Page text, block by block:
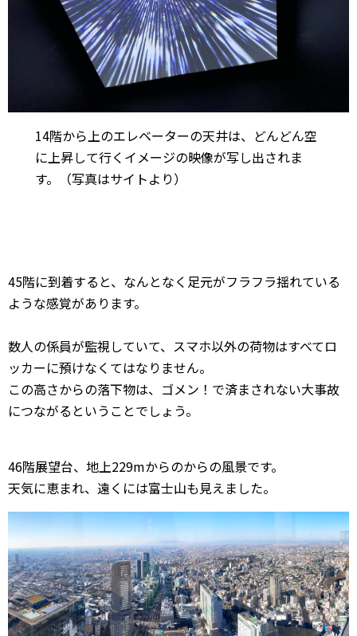
14階から上のエレベーターの天井は、どんどん空
に上昇して行くイメージの映像が写し出されま
す。（写真はサイトより）
45階に到着すると、なんとなく足元がフラフラ揺れている
ような感覚があります。
数人の係員が監視していて、スマホ以外の荷物はすべてロ
ッカーに預けなくてはなりません。
この高さからの落下物は、ゴメン！で済まされない大事故
につながるということでしょう。
46階展望台、地上229mからのからの風景です。
天気に恵まれ、遠くには富士山も見えました。